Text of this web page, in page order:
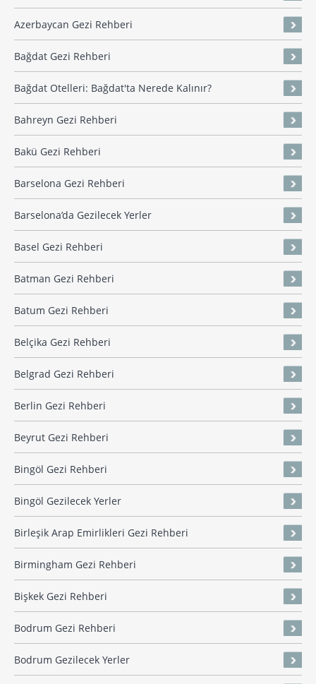
Azerbaycan Gezi Rehberi
Bağdat Gezi Rehberi
Bağdat Otelleri: Bağdat'ta Nerede Kalınır?
Bahreyn Gezi Rehberi
Bakü Gezi Rehberi
Barselona Gezi Rehberi
Barselona’da Gezilecek Yerler
Basel Gezi Rehberi
Batman Gezi Rehberi
Batum Gezi Rehberi
Belçika Gezi Rehberi
Belgrad Gezi Rehberi
Berlin Gezi Rehberi
Beyrut Gezi Rehberi
Bingöl Gezi Rehberi
Bingöl Gezilecek Yerler
Birleşik Arap Emirlikleri Gezi Rehberi
Birmingham Gezi Rehberi
Bişkek Gezi Rehberi
Bodrum Gezi Rehberi
Bodrum Gezilecek Yerler